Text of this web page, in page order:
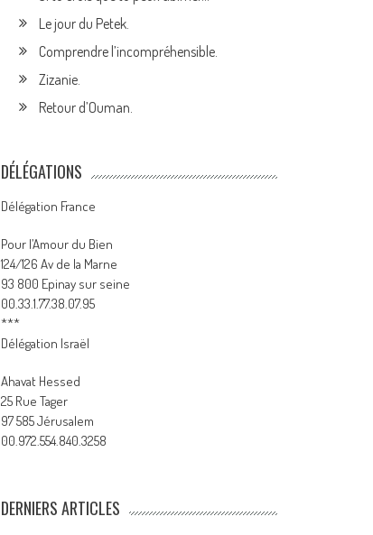
Le jour du Petek.
Comprendre l’incompréhensible.
Zizanie.
Retour d’Ouman.
DÉLÉGATIONS
Délégation France
Pour l’Amour du Bien
124/126 Av de la Marne
93 800 Epinay sur seine
00.33.1.77.38.07.95
***
Délégation Israël
Ahavat Hessed
25 Rue Tager
97 585 Jérusalem
00.972.554.840.3258
DERNIERS ARTICLES